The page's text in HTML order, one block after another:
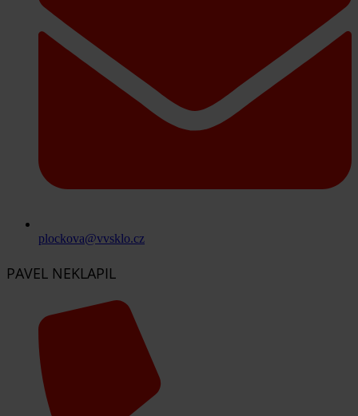
plockova@vvsklo.cz
PAVEL NEKLAPIL